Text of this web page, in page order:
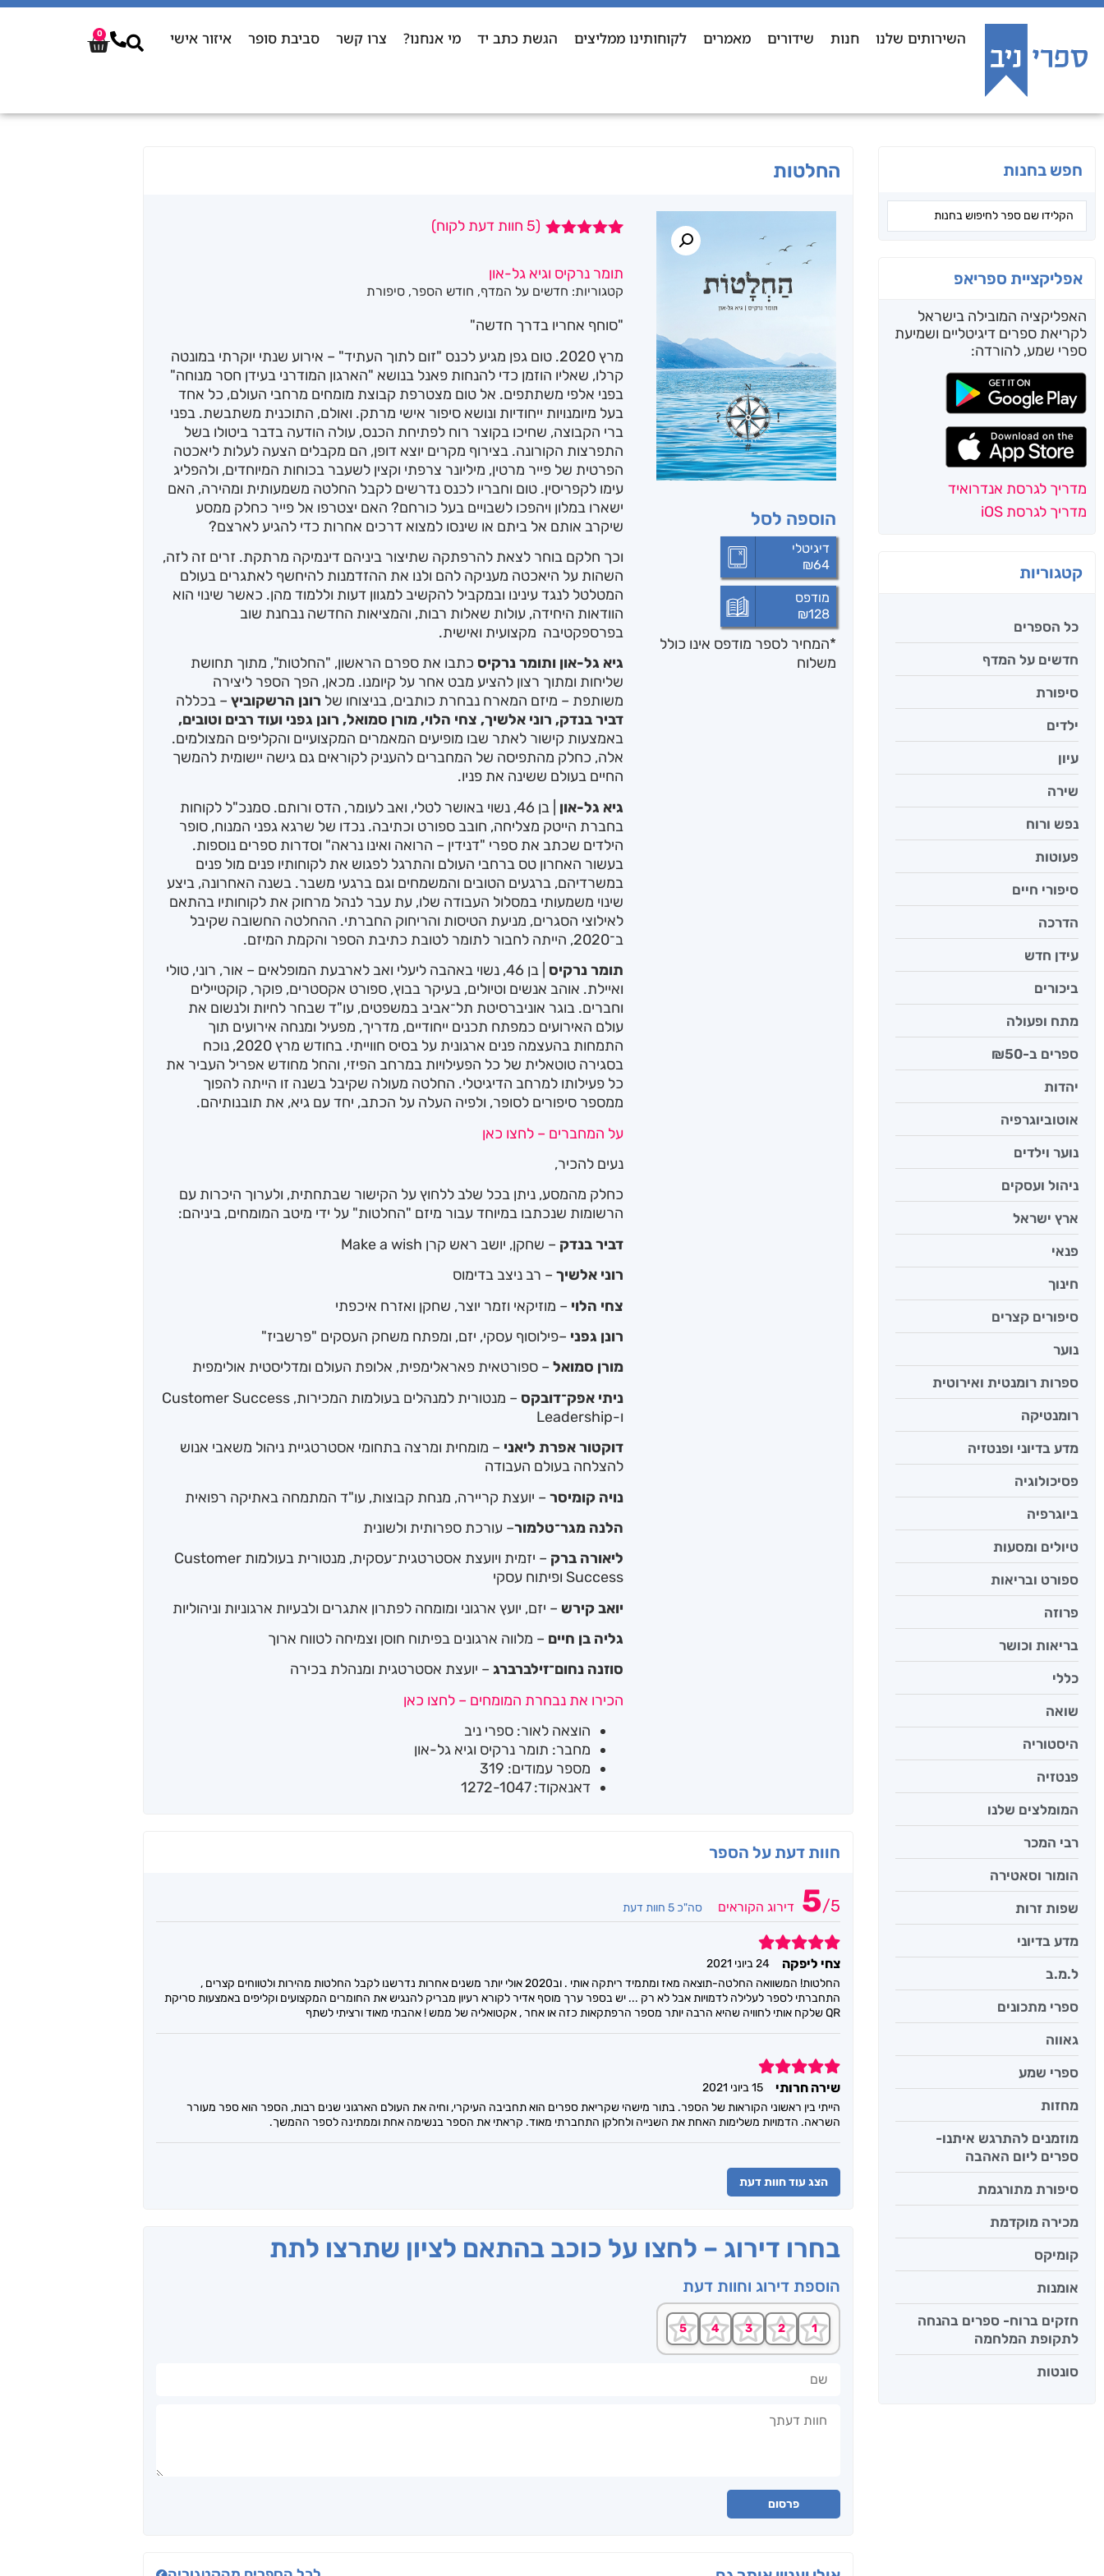
השירותים שלנו חנות שידורים מאמרים לקוחותינו ממליצים הגשת כתב יד מי אנחנו? צרו קשר סביבת סופר איזור אישי 0
חפש בחנות
אפליקציית ספריאפ
האפליקציה המובילה בישראל
לקריאת ספרים דיגיטליים ושמיעת
ספרי שמע, להורדה:
מדריך לגרסת אנדרואיד
מדריך לגרסת iOS
קטגוריות
כל הספרים
חדשים על המדף
סיפורת
ילדים
עיון
שירה
נפש ורוח
פעוטות
סיפורי חיים
הדרכה
עידן חדש
ביכורים
מתח ופעולה
ספרים ב-₪50
יהדות
אוטוביוגרפיה
נוער וילדים
ניהול ועסקים
ארץ ישראל
פנאי
חינוך
סיפורים קצרים
נוער
ספרות רומנטית ואירוטית
רומנטיקה
מדע בדיוני ופנטזיה
פסיכולוגיה
ביוגרפיה
טיולים ומסעות
ספורט ובריאות
פרוזה
בריאות וכושר
כללי
שואה
היסטוריה
פנטזיה
המומלצים שלנו
רבי המכר
הומור וסאטירה
שפות זרות
מדע בדיוני
ל.מ.ב
ספרי מתכונים
גאווה
ספרי שמע
מחזות
מוזמנים להתרגש איתנו-
ספרים ליום האהבה
סיפורת מתורגמת
מכירה מוקדמת
קומיקס
אומנות
חזקים ברוח- ספרים בהנחה
לתקופת המלחמה
סונטות
החלטות
הוספה לסל
דיגיטלי
₪64
מודפס
₪128
*המחיר לספר מודפס אינו כולל
משלוח
מבוסס על
דירוגים של
(
5 חוות דעת לקוח)
תומר נרקיס וגיא גל-און
קטגוריות: חדשים על המדף, חודש הספר, סיפורת
"סוחף אחריו בדרך חדשה"
מרץ 2020. טום גפן מגיע לכנס "זום לתוך העתיד" – אירוע שנתי יוקרתי במונטה
קרלו, שאליו הוזמן כדי להנחות פאנל בנושא "הארגון המודרני בעידן חסר מנוחה"
בפני אלפי משתתפים. אל טום מצטרפת קבוצת מומחים מרחבי העולם, כל אחד
בעל מיומנויות ייחודיות ונושא סיפור אישי מרתק. ואולם, התוכנית משתבשת. בפני
ברי הקבוצה, שחיכו בקוצר רוח לפתיחת הכנס, עולה הודעה בדבר ביטולו בשל
התפרצות הקורונה. בצירוף מקרים יוצא דופן, הם מקבלים הצעה לעלות ליאכטה
הפרטית של פייר מרטין, מיליונר צרפתי וקצין לשעבר בכוחות המיוחדים, ולהפליג
עימו לקפריסין. טום וחבריו לכנס נדרשים לקבל החלטה משמעותית ומהירה, האם
ישארו במלון ויהפכו לשבויים בעל כורחם? האם יצטרפו אל פייר כחלק ממסע
שיקרב אותם אל ביתם או שינסו למצוא דרכים אחרות כדי להגיע לארצם?
וכך חלקם בוחר לצאת להרפתקה שתיצור ביניהם דינמיקה מרתקת. זרים זה לזה,
השהות על היאכטה מעניקה להם ולנו את ההזדמנות להיחשף לאתגרים בעולם
המטלטל לנגד עינינו ובמקביל להקשיב למגוון דעות וללמוד מהן. כאשר שינוי הוא
הוודאות היחידה, עולות שאלות רבות, והמציאות החדשה נבחנת שוב
בפרספקטיבה מקצועית ואישית.
גיא גל-און ותומר נרקיס כתבו את ספרם הראשון, "החלטות", מתוך תחושת
שליחות ומתוך רצון להציע מבט אחר על קיומנו. מכאן, הפך הספר ליצירה
משותפת – מיזם המארח נבחרת כותבים, בניצוחו של רונן הרשקוביץ– בכללה
דביר בנדק, רוני אלשיך, צחי הלוי, מורן סמואל, רונן גפני ועוד רבים וטובים,
באמצעות קישור לאתר שבו מופיעים המאמרים המקצועיים והקליפים המצולמים.
אלה, כחלק מהתפיסה של המחברים להעניק לקוראים גם גישה יישומית להמשך
החיים בעולם ששינה את פניו.
גיא גל-און
| בן 46, נשוי באושר לטלי, ואב לעומר, הדס ורותם. סמנכ"ל לקוחות
בחברת הייטק מצליחה, חובב ספורט וכתיבה. נכדו של שרגא גפני המנוח, סופר
הילדים שכתב את ספרי "דנידין – הרואה ואינו נראה" וסדרות ספרים נוספות.
בעשור האחרון טס ברחבי העולם והתרגל לפגוש את לקוחותיו פנים מול פנים
במשרדיהם, ברגעים הטובים והמשמחים וגם ברגעי משבר. בשנה האחרונה, ביצע
שינוי משמעותי במסלול העבודה שלו, עת עבר לנהל מרחוק את לקוחותיו בהתאם
לאילוצי הסגרים, מניעת הטיסות והריחוק החברתי. ההחלטה החשובה שקיבל
ב־2020, הייתה לחבור לתומר לטובת כתיבת הספר והקמת המיזם.
תומר נרקיס
| בן 46, נשוי באהבה ליעלי ואב לארבעת המופלאים – אור, רוני, טולי
ואיילת. אוהב אנשים וטיולים, בעיקר בבוץ, ספורט אקסטרים, פוקר, קוקטיילים
וחברים. בוגר אוניברסיטת תל־אביב במשפטים, עו"ד שבחר לחיות ולנשום את
עולם האירועים כמפתח תכנים ייחודיים, מדריך, מפעיל ומנחה אירועים תוך
התמחות בהעצמה פנים ארגונית על בסיס חווייתי. בחודש מרץ 2020, נוכח
בסגירה טוטאלית של כל הפעילויות במרחב הפיזי, והחל מחודש אפריל העביר את
כל פעילותו למרחב הדיגיטלי. החלטה מעולה שקיבל בשנה זו הייתה להפוך
ממספר סיפורים לסופר, ולפיה העלה על הכתב, יחד עם גיא, את תובנותיהם.
על המחברים – לחצו כאן
נעים להכיר,
כחלק מהמסע, ניתן בכל שלב ללחוץ על הקישור שבתחתית, ולערוך היכרות עם
הרשומות שנכתבו במיוחד עבור מיזם "החלטות" על ידי מיטב המומחים, ביניהם:
דביר בנדק – שחקן, יושב ראש קרן Make a wish
רוני אלשיך– רב ניצב בדימוס
צחי הלוי – מוזיקאי וזמר יוצר, שחקן ואזרח איכפתי
רונן גפני –פילוסוף עסקי, יזם, ומפתח משחק העסקים "פרשביז"
מורן סמואל– ספורטאית פאראלימפית, אלופת העולם ומדליסטית אולימפית
ניתי אפק־דובקס
– מנטורית למנהלים בעולמות המכירות, Customer Success
ו-Leadership
דוקטור אפרת ליאני – מומחית ומרצה בתחומי אסטרטגיית ניהול משאבי אנוש
להצלחה בעולם העבודה
נויה קומיסר– יועצת קריירה, מנחת קבוצות, עו"ד המתמחה באתיקה רפואית
הלנה מגר־טלמור– עורכת ספרותית ולשונית
ליאורה ברק
– יזמית ויועצת אסטרטגית־עסקית, מנטורית בעולמות Customer
Success ופיתוח עסקי
יואב קירש – יזם, יועץ ארגוני ומומחה לפתרון אתגרים ולבעיות ארגוניות וניהוליות
גליה בן חיים – מלווה ארגונים בפיתוח חוסן וצמיחה לטווח ארוך
סוזנה נחום־זילברברג– יועצת אסטרטגית ומנהלת בכירה
הכירו את נבחרת המומחים – לחצו כאן
הוצאה לאור: ספרי ניב
מחבר: תומר נרקיס וגיא גל-און
מספר עמודים: 319
דאנאקוד: 1272-1047
חוות דעת על הספר
5/5 דירוג הקוראים סה"כ 5 חוות דעת
5
צחי ליפקה
24 ביוני 2021
החלטות! המשוואה החלטה-תוצאה מאז ומתמיד ריתקה אותי . וב2020 אולי יותר משנים אחרות נדרשנו לקבל החלטות מהירות ולטווחים קצרים ,
התחברתי לספר לעלילה לדמויות אבל לא רק ... יש בספר ערך מוסף אדיר לקורא רעיון מבריק להנגיש את החומרים המקצועים וקליפים באמצעות סריקת
QR שלקח אותי לחוויה שהיא הרבה יותר מספר הרפתקאות כזה או אחר , אקטואליה של ממש ! אהבתי מאוד ורציתי לשתף
5
שירה חרותי
15 ביוני 2021
הייתי בין ראשוני הקוראות של הספר. בתור מישהי שקריאת ספרים הוא תחביבה העיקרי, וחיה את העולם הארגוני שנים רבות, הספר הוא ספר מעורר
השראה. הדמויות משלימות האחת את השנייה ולחלקן התחברתי מאוד. קראתי את הספר בנשימה אחת וממתינה לספר ההמשך.
הצג עוד חוות דעת
בחרו דירוג – לחצו על כוכב בהתאם לציון שתרצו לתת
הוספת דירוג וחוות דעת
פרסום